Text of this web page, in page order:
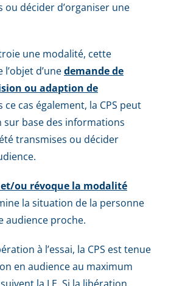
ou décider d’organiser une
une modalité, cette
d’unedemande de
ou adaption de
ce cas également, la CPS peut
sur base des informations
transmises ou décider
ou révoque la modalité
la situation de la personne
audience proche.
à l’essai, la CPS est tenue
en audience au maximum